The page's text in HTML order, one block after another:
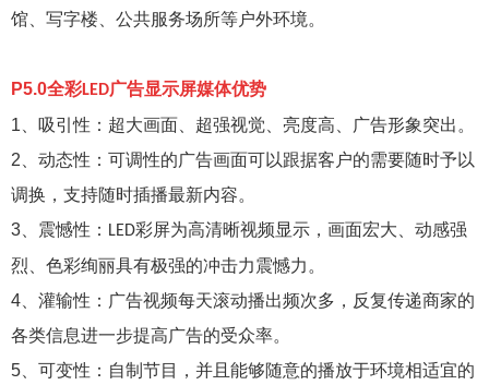
馆、写字楼、公共服务场所等户外环境。
P5.0全彩LED广告显示屏媒体优势
1 、吸引性：超大画面、超强视觉、亮度高、广告形象突出。
2 、动态性：可调性的广告画面可以跟据客户的需要随时予以
调换，支持随时插播最新内容。
3 、震憾性： LED彩屏为高清晰视频显示，画面宏大、动感强
烈、色彩绚丽具有极强的冲击力震憾力。
4 、灌输性：广告视频每天滚动播出频次多，反复传递商家的
各类信息进一步提高广告的受众率。
5 、可变性：自制节目，并且能够随意的播放于环境相适宜的